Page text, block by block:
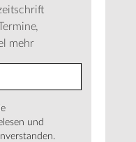
mehr
und